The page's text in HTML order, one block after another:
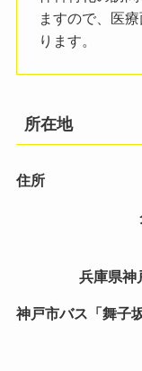
ますので、医
ります。
所在地
住所
兵庫県神
神戸市バス「舞子